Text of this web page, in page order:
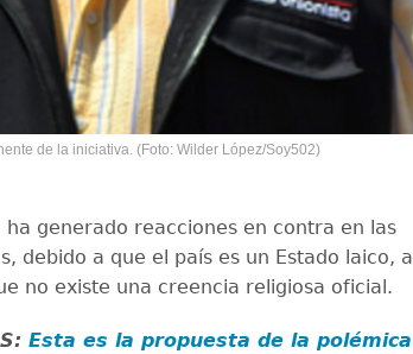
de la iniciativa. (Foto: Wilder López/Soy502)
ha generado reacciones en contra en las
debido a que el país es un Estado laico, al
no existe una creencia religiosa oficial.
Esta es la propuesta de la polémica